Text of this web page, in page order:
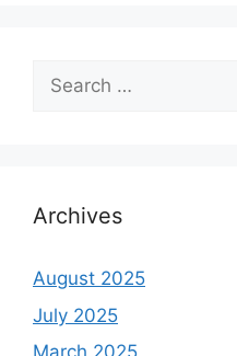
Search
for:
Archives
August 2025
July 2025